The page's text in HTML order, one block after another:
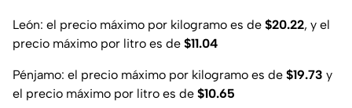
León: el precio máximo por kilogramo es de $20.22, y el
precio máximo por litro es de $11.04
Pénjamo: el precio máximo por kilogramo es de $19.73 y
el precio máximo por litro es de $10.65